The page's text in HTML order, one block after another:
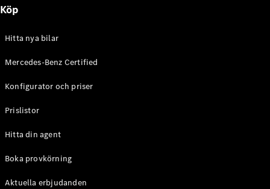
A-Klass
Konfigurator
Mercedes-
Benz Online
Köp
Hitta nya bilar
Mercedes-Benz Certified
Konfigurator och priser
Prislistor
Hitta din agent
Boka provkörning
Aktuella erbjudanden